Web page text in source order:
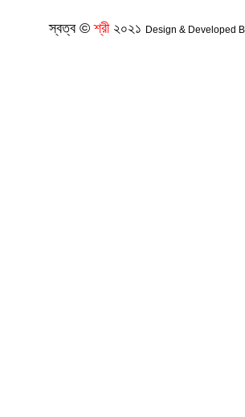
স্বত্ব ©শ্রী ২০২১ Design & Developed